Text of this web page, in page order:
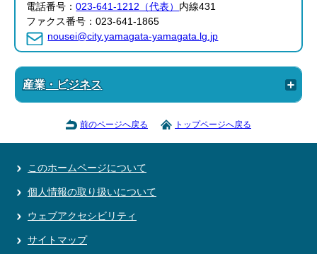
電話番号：023-641-1212（代表） 内線431
ファクス番号：023-641-1865
nousei@city.yamagata-yamagata.lg.jp
産業・ビジネス
前のページへ戻る トップページへ戻る
このホームページについて
個人情報の取り扱いについて
ウェブアクセシビリティ
サイトマップ